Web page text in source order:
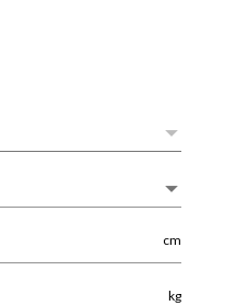
cm
kg